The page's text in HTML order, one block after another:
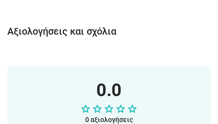
Αξιολογήσεις και σχόλια
0.0
0 αξιολογήσεις